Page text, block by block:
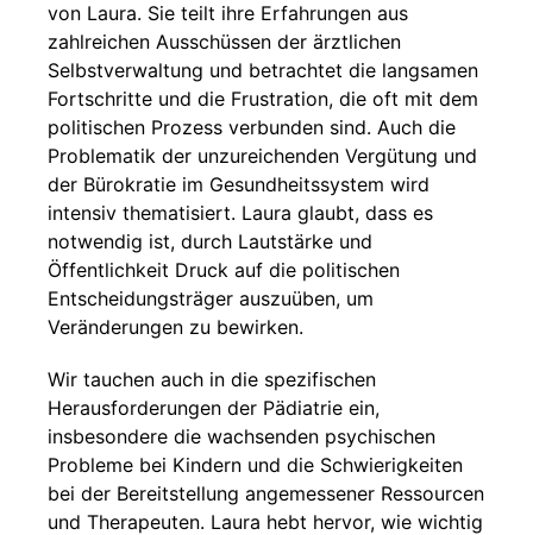
von Laura. Sie teilt ihre Erfahrungen aus
zahlreichen Ausschüssen der ärztlichen
Selbstverwaltung und betrachtet die langsamen
Fortschritte und die Frustration, die oft mit dem
politischen Prozess verbunden sind. Auch die
Problematik der unzureichenden Vergütung und
der Bürokratie im Gesundheitssystem wird
intensiv thematisiert. Laura glaubt, dass es
notwendig ist, durch Lautstärke und
Öffentlichkeit Druck auf die politischen
Entscheidungsträger auszuüben, um
Veränderungen zu bewirken.
Wir tauchen auch in die spezifischen
Herausforderungen der Pädiatrie ein,
insbesondere die wachsenden psychischen
Probleme bei Kindern und die Schwierigkeiten
bei der Bereitstellung angemessener Ressourcen
und Therapeuten. Laura hebt hervor, wie wichtig